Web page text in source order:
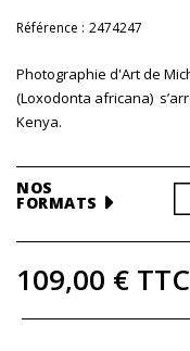
Référence : 2474247
Photographie d'Art de
(Loxodonta africana)
Kenya.
NOS
FORMATS
109,00 € TTC